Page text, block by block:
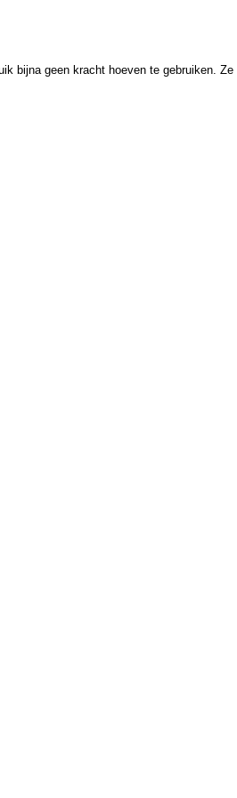
bijna geen kracht hoeven te gebruiken.